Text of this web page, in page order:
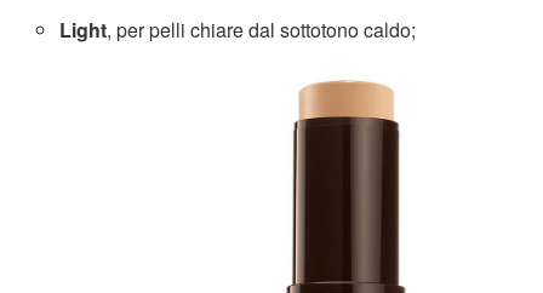
Light, per pelli chiare dal sottotono caldo;